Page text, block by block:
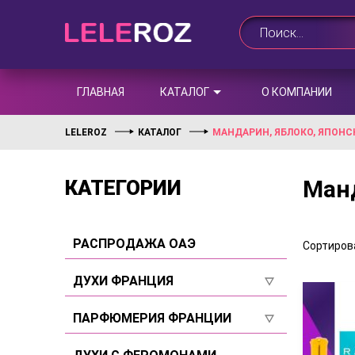
ГЛАВНАЯ КАТАЛОГ О КОМПАНИИ
LELEROZ КАТАЛОГ МАНДАРИН, ЯБЛОКО,
КАТЕГОРИИ
РАСПРОДАЖА ОАЭ
ДУХИ ФРАНЦИЯ
Для женщин
ПАРФЮМЕРИЯ ФРАНЦИИ
Для женщин